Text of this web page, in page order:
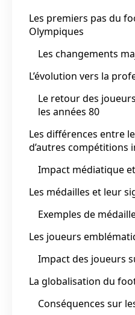
Les premiers pas du
Olympiques
Les changements
L’évolution vers la
Le retour des
les années 80
Les différences entre
d’autres compétitions
Impact médiatique
Les médailles et leur
Exemples de
Les joueurs
Impact des joueurs
La globalisation du
Conséquences sur